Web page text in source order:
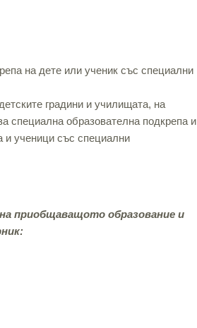
на дете или ученик със специални
градини и училищата, на
специална образователна подкрепа и
и ученици със специални
приобщаващото образование и